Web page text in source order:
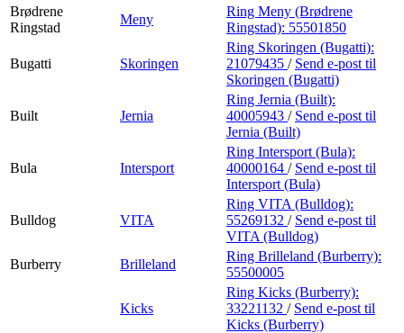
Brødrene
Ringstad
Meny
Ring Meny (Brødrene
Ringstad): 55501850
Bugatti Skoringen
Ring Skoringen (Bugatti):
21079435 / Send e-post til
Skoringen (Bugatti)
Built Jernia
Ring Jernia (Built):
40005943 / Send e-post til
Jernia (Built)
Bula Intersport
Ring Intersport (Bula):
40000164 / Send e-post til
Intersport (Bula)
Bulldog VITA
Ring VITA (Bulldog):
55269132 / Send e-post til
VITA (Bulldog)
Burberry
Brilleland
Ring Brilleland (Burberry):
55500005
Kicks
Ring Kicks (Burberry):
33221132 / Send e-post til
Kicks (Burberry)